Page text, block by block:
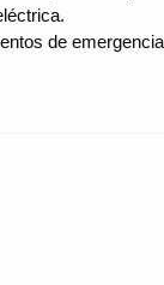
de